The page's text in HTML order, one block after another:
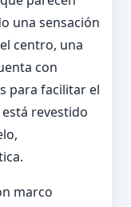
una sensación
centro, una
con
para facilitar el
revestido
marco